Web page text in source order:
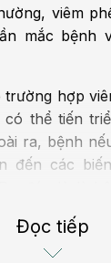
viêm
mắc bệnh
trường hợp
có thể tiến
ra, bệnh
đến các
Đọc tiếp